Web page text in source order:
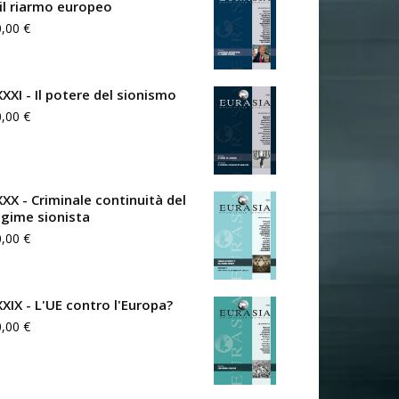
riarmo europeo
€
- Il potere del sionismo
€
- Criminale continuità del
sionista
€
- L'UE contro l'Europa?
€